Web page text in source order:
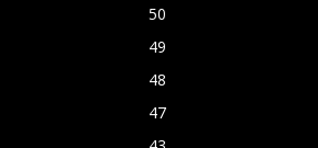
50
49
48
47